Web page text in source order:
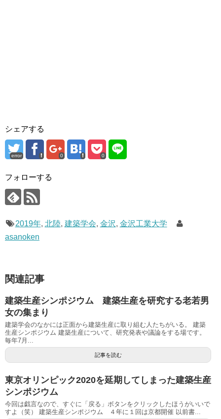
シェアする
error 0 0
フォローする
2019年, 北陸, 建築学会, 金沢, 金沢工業大学
asanoken
関連記事
建築生産シンポジウム 建築生産を研究する老若男
女の集まり
建築学会のなかには正面から建築生産に取り組む人たちがいる。 建築
生産シンポジウム 建築生産について、研究発表や議論をする場です。
毎年7月...
記事を読む
東京オリンピック2020を延期してしまった建築生産
シンポジウム
今回は戯言なので、すぐに「戻る」ボタンをクリックしたほうがいいで
すよ（笑） 建築生産シンポジウム ４年に１回は京都開催 以前書...